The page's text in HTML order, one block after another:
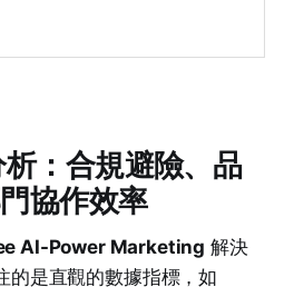
析：合規避險、品
協作效率
AI-Power Marketing 解決
的是直觀的數據指標，如